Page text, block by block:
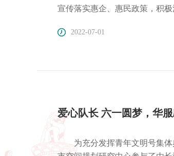
宣传落实惠企、惠民政策，积
2022-07-01
爱心队长 六一圆梦，华
为充分发挥青年文明号集